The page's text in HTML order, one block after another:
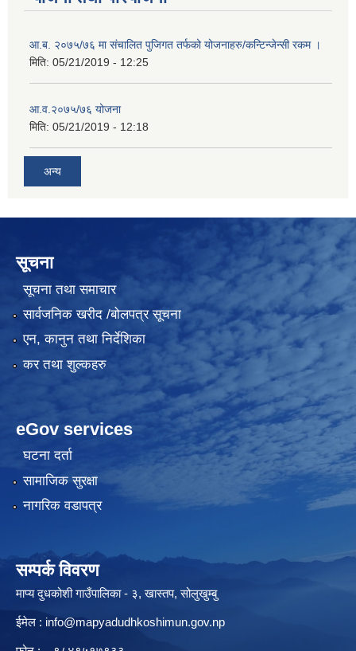
आ.ब. २०७५/७६ मा संचालित पुजिगत तर्फको योजनाहरु/कन्टिन्जेन्सी रकम ।
मिति: 05/21/2019 - 12:25
आ.व.२०७५/७६ योजना
मिति: 05/21/2019 - 12:18
अन्य
सूचना
सूचना तथा समाचार
सार्वजनिक खरीद /बोलपत्र सूचना
एन, कानुन तथा निर्देशिका
कर तथा शुल्कहरु
eGov services
घटना दर्ता
सामाजिक सुरक्षा
नागरिक वडापत्र
सम्पर्क विवरण
माप्य दुधकोशी गाउँपालिका - ३, खास्तप, सोलुखुम्बु
ईमेल : info@mapyadudhkoshimun.gov.np